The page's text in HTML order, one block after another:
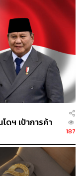
WEALTH
งานอยู่แล้วได้เลย
รโลก
Ajay Banga
ดฯ เป้าการค้า
187